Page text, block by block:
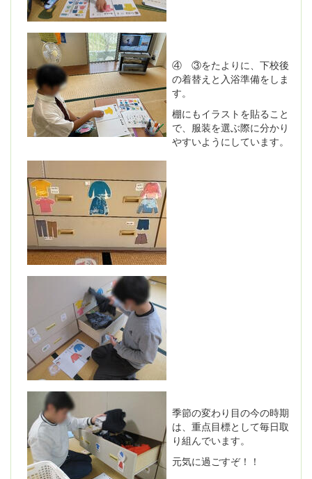
④ ③をたよりに、下校後
の着替えと入浴準備をしま
す。
棚にもイラストを貼ること
で、服装を選ぶ際に分かり
やすいようにしています。
季節の変わり目の今の時期
は、重点目標として毎日取
り組んでいます。
元気に過ごすぞ！！